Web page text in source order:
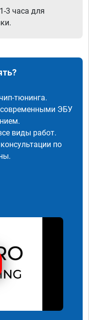
3 часа для
тюнинга.
современными ЭБУ
виды работ.
по